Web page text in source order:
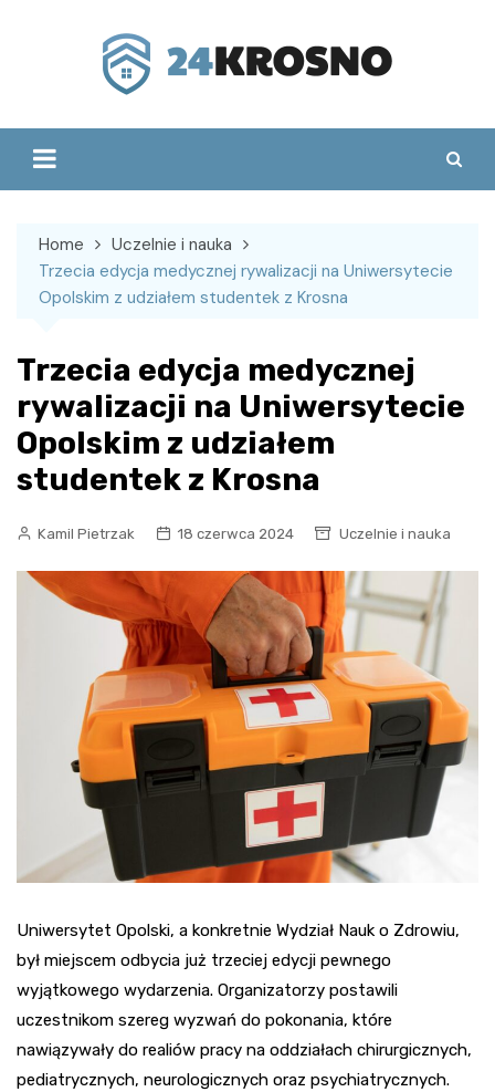
Home
Uczelnie i nauka
Trzecia edycja medycznej rywalizacji na Uniwersytecie
Opolskim z udziałem studentek z Krosna
Trzecia edycja medycznej
rywalizacji na Uniwersytecie
Opolskim z udziałem
studentek z Krosna
Kamil Pietrzak 18 czerwca 2024 Uczelnie i nauka
Uniwersytet Opolski, a konkretnie Wydział Nauk o Zdrowiu,
był miejscem odbycia już trzeciej edycji pewnego
wyjątkowego wydarzenia. Organizatorzy postawili
uczestnikom szereg wyzwań do pokonania, które
nawiązywały do realiów pracy na oddziałach chirurgicznych,
pediatrycznych, neurologicznych oraz psychiatrycznych.